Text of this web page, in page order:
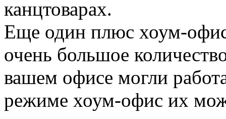
канцтоварах.
Еще один плюс хоум-
очень большое
вашем офисе могли
режиме хоум-офис их